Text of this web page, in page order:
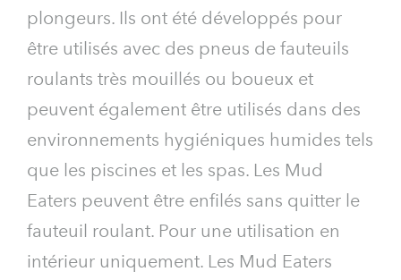
plongeurs. Ils ont été développés pour
être utilisés avec des pneus de fauteuils
roulants très mouillés ou boueux et
peuvent également être utilisés dans des
environnements hygiéniques humides tels
que les piscines et les spas. Les Mud
Eaters peuvent être enfilés sans quitter le
fauteuil roulant. Pour une utilisation en
intérieur uniquement. Les Mud Eaters